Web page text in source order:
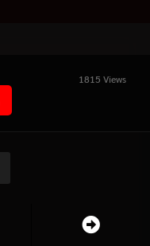
1815 Views